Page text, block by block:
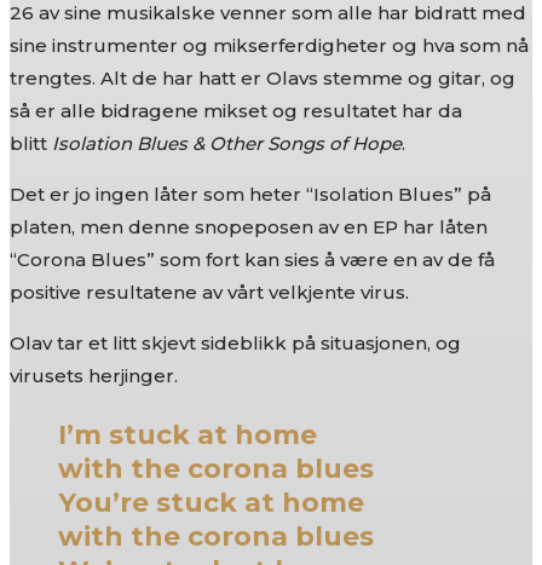
26 av sine musikalske venner som alle har bidratt med
sine instrumenter og mikserferdigheter og hva som nå
trengtes. Alt de har hatt er Olavs stemme og gitar, og
så er alle bidragene mikset og resultatet har da
blitt Isolation Blues & Other Songs of Hope.
Det er jo ingen låter som heter “Isolation Blues” på
platen, men denne snopeposen av en EP har låten
“Corona Blues” som fort kan sies å være en av de få
positive resultatene av vårt velkjente virus.
Olav tar et litt skjevt sideblikk på situasjonen, og
virusets herjinger.
I’m stuck at home
with the corona blues
You’re stuck at home
with the corona blues